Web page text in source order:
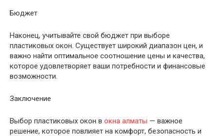
Бюджет
Наконец, учитывайте свой бюджет при выборе
пластиковых окон. Существует широкий диапазон цен, и
важно найти оптимальное соотношение цены и качества,
которое удовлетворяет ваши потребности и финансовые
возможности.
Заключение
Выбор пластиковых окон в окна алматы — важное
решение, которое повлияет на комфорт, безопасность и